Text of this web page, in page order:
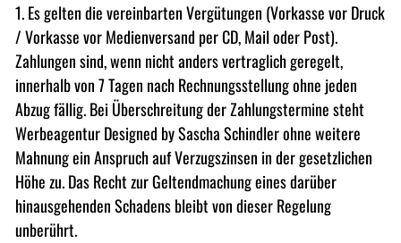
1. Es gelten die vereinbarten Vergütungen (Vorkasse vor Druck
/ Vorkasse vor Medienversand per CD, Mail oder Post).
Zahlungen sind, wenn nicht anders vertraglich geregelt,
innerhalb von 7 Tagen nach Rechnungsstellung ohne jeden
Abzug fällig. Bei Überschreitung der Zahlungstermine steht
Werbeagentur Designed by Sascha Schindler ohne weitere
Mahnung ein Anspruch auf Verzugszinsen in der gesetzlichen
Höhe zu. Das Recht zur Geltendmachung eines darüber
hinausgehenden Schadens bleibt von dieser Regelung
unberührt.